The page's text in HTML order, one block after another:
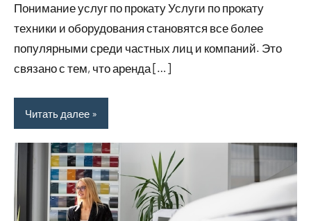
Понимание услуг по прокату Услуги по прокату
техники и оборудования становятся все более
популярными среди частных лиц и компаний. Это
связано с тем, что аренда […]
Читать далее